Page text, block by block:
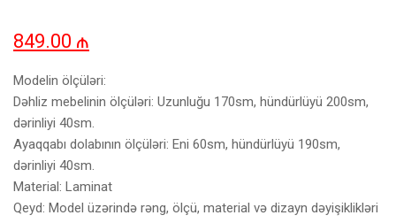
849.00 ₼
Modelin ölçüləri:
Dəhliz mebelinin ölçüləri: Uzunluğu 170sm, hündürlüyü 200sm,
dərinliyi 40sm.
Ayaqqabı dolabının ölçüləri: Eni 60sm, hündürlüyü 190sm,
dərinliyi 40sm.
Material: Laminat
Qeyd: Model üzərində rəng, ölçü, material və dizayn dəyişiklikləri